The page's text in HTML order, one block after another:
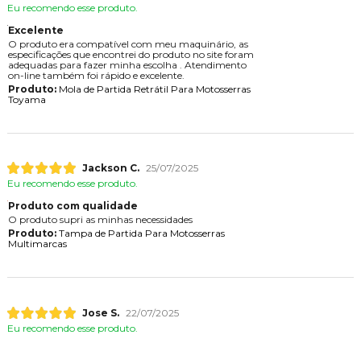
Eu recomendo esse produto.
Excelente
O produto era compatível com meu maquinário, as
especificações que encontrei do produto no site foram
adequadas para fazer minha escolha . Atendimento
on-line também foi rápido e excelente.
Produto:Mola de Partida Retrátil Para Motosserras
Toyama
Jackson C. 25/07/2025
Eu recomendo esse produto.
Produto com qualidade
O produto supri as minhas necessidades
Produto:Tampa de Partida Para Motosserras
Multimarcas
Jose S. 22/07/2025
Eu recomendo esse produto.